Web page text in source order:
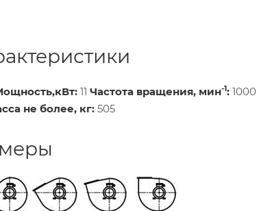
11 Частота вращения, мин-1: 1000
не более, кг: 505